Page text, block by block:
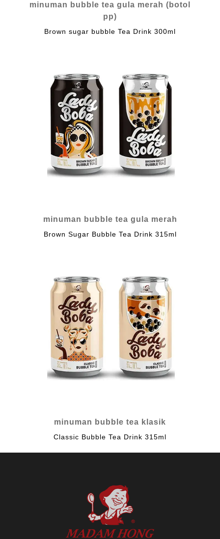
minuman bubble tea gula merah (botol
pp)
Brown sugar bubble Tea Drink 300ml
minuman bubble tea gula merah
Brown Sugar Bubble Tea Drink 315ml
minuman bubble tea klasik
Classic Bubble Tea Drink 315ml